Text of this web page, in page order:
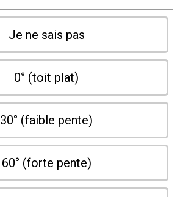
Je ne sais pas
0° (toit plat)
30° (faible pente)
60° (forte pente)